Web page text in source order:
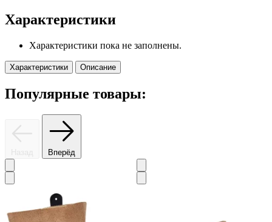
Характеристики
Характеристики пока не заполнены.
Характеристики Описание
Популярные товары:
Назад Вперёд